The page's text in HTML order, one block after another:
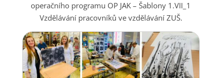
operačního programu OP JAK – Šablony 1.VII_1
Vzdělávání pracovníků ve vzdělávání ZUŠ.